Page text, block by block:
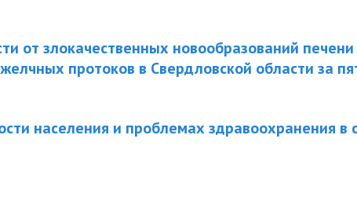
от злокачественных новообразований печени
протоков в Свердловской области за
населения и проблемах здравоохранения в